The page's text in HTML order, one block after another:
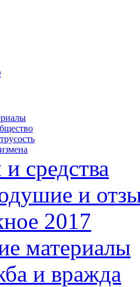
средства
и
2017
материалы
и вражда